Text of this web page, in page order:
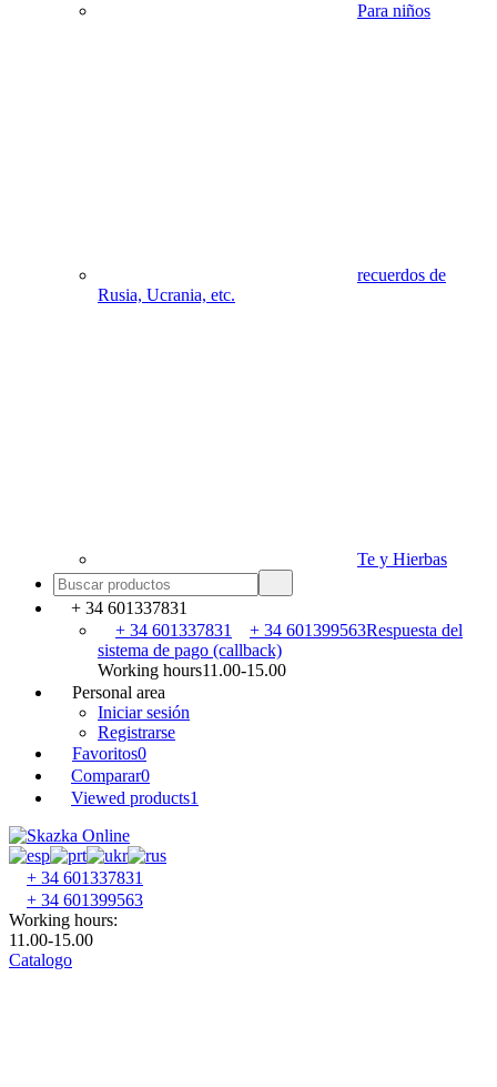
Para niños
recuerdos de
Rusia, Ucrania, etc.
Te y Hierbas
+ 34 601337831
+ 34 601337831
+ 34 601399563Respuesta del
sistema de pago (callback)
Working hours11.00-15.00
Personal area
Iniciar sesión
Registrarse
Favoritos0
Comparar0
Viewed products1
+ 34 601337831
+ 34 601399563
Working hours:
11.00-15.00
Catalogo